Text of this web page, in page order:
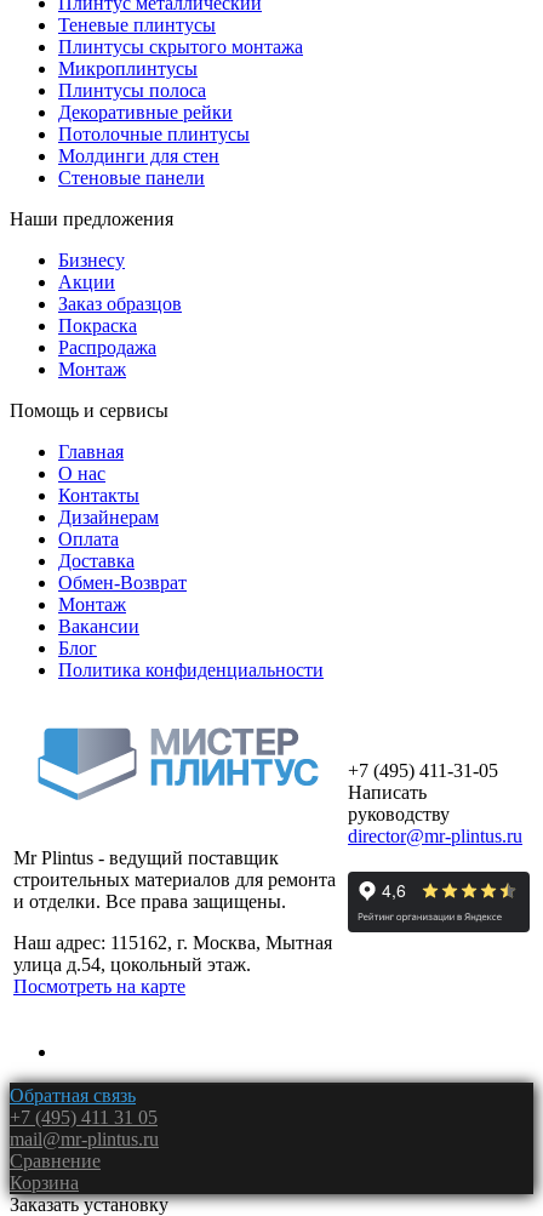
Теневые плинтусы
Плинтусы скрытого монтажа
Микроплинтусы
Плинтусы полоса
Декоративные рейки
Потолочные плинтусы
Молдинги для стен
Стеновые панели
Наши предложения
Бизнесу
Акции
Заказ образцов
Покраска
Распродажа
Монтаж
Помощь и сервисы
Главная
О нас
Контакты
Дизайнерам
Оплата
Доставка
Обмен-Возврат
Монтаж
Вакансии
Блог
Политика конфиденциальности
Mr Plintus - ведущий поставщик
строительных материалов для ремонта
и отделки. Все права защищены.
Наш адрес: 115162, г. Москва, Мытная
улица д.54, цокольный этаж.
Посмотреть на карте
+7 (495) 411-31-05
Написать
руководству
director@mr-plintus.ru
Обратная связь
+7 (495) 411 31 05
mail@mr-plintus.ru
Сравнение
Корзина
Заказать установку